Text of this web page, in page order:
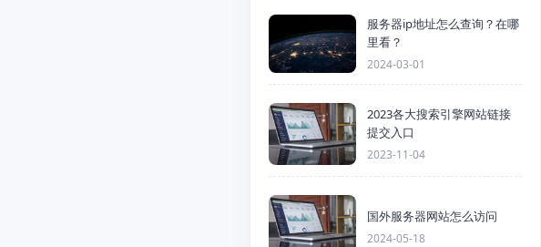
服务器ip地址怎么查询？在哪
里看？
2024-03-01
2023各大搜索引擎网站链接
提交入口
2023-11-04
国外服务器网站怎么访问
2024-05-18